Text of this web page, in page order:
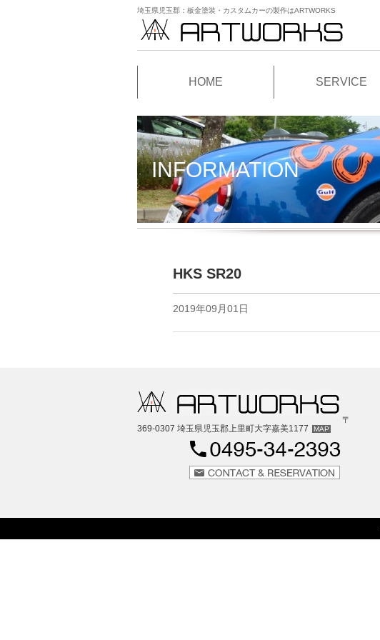
埼玉県児玉郡：板金塗装・カスタムカーの製作はARTWORKS
HOME SERVICE
INFORMATION
HKS SR20
2019年09月01日
〒
369-0307 埼玉県児玉郡上里町大字嘉美1177
MAP